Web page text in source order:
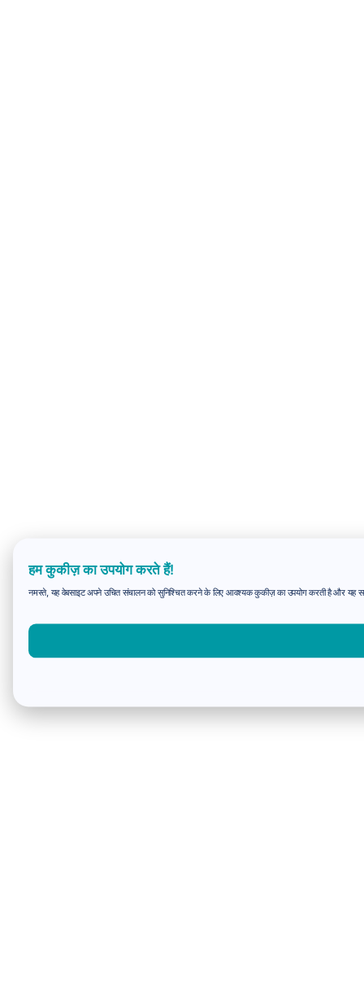
हम कुकीज़ का उपयोग करते हैं!
नमस्ते, यह वेबसाइट अपने उचित संचालन को सुनिश्चित करने के लिए आवश्यक कुकीज़ का उपयोग करती है और यह